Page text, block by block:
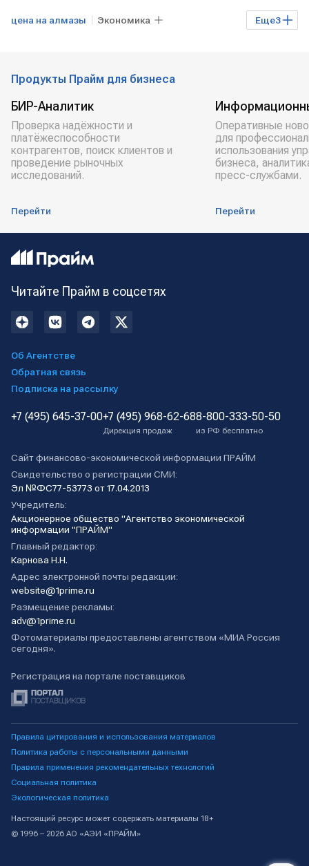
Еще3
цена на алмазы Экономика
Продукты Прайм для бизнеса
БИР-Аналитик
Проверка надёжности и
платёжеспособности
контрагентов, поиск клиентов и
проведение рыночных
исследований.
Перейти
Оперативные
для
использования
бизнеса,
пресс-службами.
Перейти
Читайте Прайм в соцсетях
Об Агентстве
Обратная связь
Подписка на рассылку
+7 (495) 645-37-00+7 (495) 968-62-68
Дирекция продаж
8-800-333-50-50
из РФ бесплатно
Сайт финансово-экономической информации ПРАЙМ
Свидетельство о регистрации СМИ:
Эл №ФС77-53773 от 17.04.2013
Учредитель:
Акционерное общество "Агентство экономической
информации "ПРАЙМ"
Главный редактор:
Карнова Н.Н.
Адрес электронной почты редакции:
website@1prime.ru
Размещение рекламы:
adv@1prime.ru
Фотоматериалы предоставлены агентством «МИА Россия
сегодня».
Регистрация на портале поставщиков
Правила цитирования и использования материалов
Политика работы с персональными данными
Правила применения рекомендательных технологий
Социальная политика
Экологическая политика
Настоящий ресурс может содержать материалы 18+
© 1996 – 2026 АО «АЭИ «ПРАЙМ»